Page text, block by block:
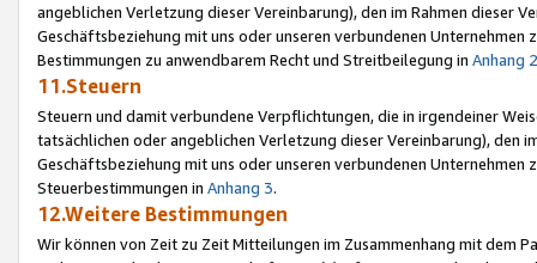
angeblichen Verletzung dieser Vereinbarung), den im Rahmen dieser
Geschäftsbeziehung mit uns oder unseren verbundenen
Bestimmungen zu anwendbarem Recht und Streitbeilegung in Anhang 2
11.Steuern
Steuern und damit verbundene Verpflichtungen, die in irgendeiner
tatsächlichen oder angeblichen Verletzung dieser Vereinbarung), den
Geschäftsbeziehung mit uns oder unseren verbundenen
Steuerbestimmungen in Anhang 3.
12.Weitere Bestimmungen
Wir können von Zeit zu Zeit Mitteilungen im Zusammenhang mit dem